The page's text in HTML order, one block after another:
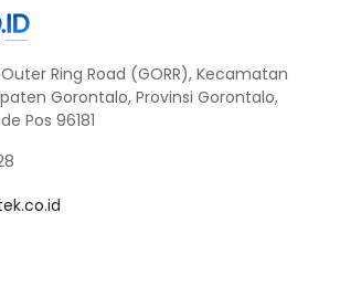
Ring Road (GORR), Kecamatan
Gorontalo, Provinsi Gorontalo,
Pos 96181